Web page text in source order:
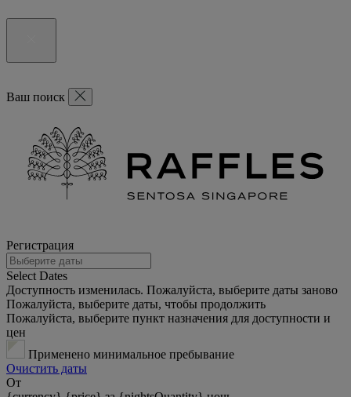
Ваш поиск
Регистрация
Select Dates
Доступность изменилась. Пожалуйста, выберите даты заново
Пожалуйста, выберите даты, чтобы продолжить
Пожалуйста, выберите пункт назначения для доступности и
цен
Применено минимальное пребывание
Очистить даты
От